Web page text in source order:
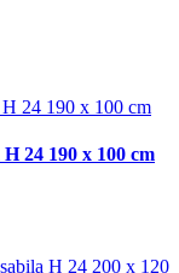
24 190 x 100 cm